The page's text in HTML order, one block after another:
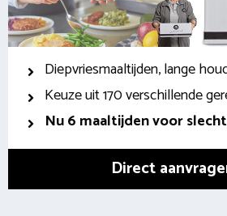
Diepvriesmaaltijden, lange
Keuze uit 170 verschillende
Nu 6 maaltijden voor
Direct